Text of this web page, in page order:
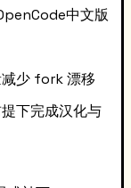
中文版
少 fork 漂移
下完成汉化与